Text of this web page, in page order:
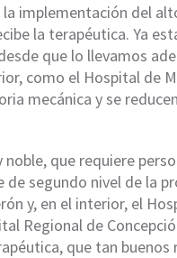
implementación del
la terapéutica. Ya
que lo llevamos
como el Hospital de
mecánica y se
noble, que requiere
segundo nivel de la
y, en el interior, el
Regional de
que tan